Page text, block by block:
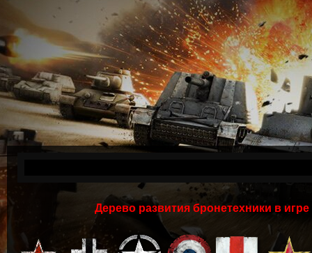
Дерево развития бронетехники в